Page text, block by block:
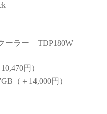
ーラー TDP180W
円）
（＋14,000円）